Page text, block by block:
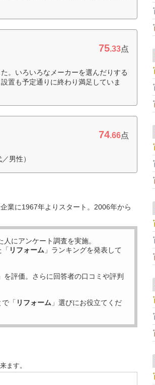
75.33点
。いろいろなメーカーを選んだりする
置も予定通りに終わり満足していま
74.66点
男性）
業に1967年よりスタート。2006年から
人にアンケート調査を実施。
リフォーム 」ランキングを発表して
」を評価。さらに回答者の口コミや評判
「 リフォーム 」選びにお役立てくだ
ます。